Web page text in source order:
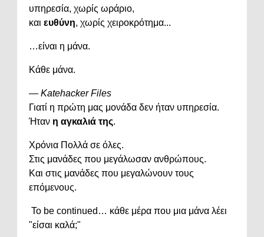
υπηρεσία, χωρίς ωράριο,
και ευθύνη, χωρίς χειροκρότημα...
…είναι η μάνα.
Κάθε μάνα.
— KatehackerFiles
Γιατί η πρώτη μας μονάδα δεν ήταν υπηρεσία.
Ήταν η αγκαλιά της.
Χρόνια Πολλά σε όλες.
Στις μανάδες που μεγάλωσαν ανθρώπους.
Και στις μανάδες που μεγαλώνουν τους
επόμενους.
To be continued… κάθε μέρα που μια μάνα λέει
"είσαι καλά;"